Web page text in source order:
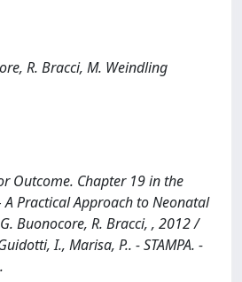
R. Bracci, M. Weindling
Outcome. Chapter 19 in the
Practical Approach to Neonatal
Buonocore, R. Bracci, , 2012 /
I., Marisa, P.. - STAMPA. -